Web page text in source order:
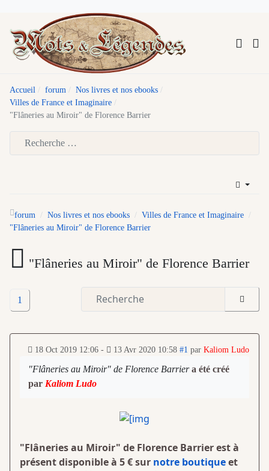
Accueil forum
Nos livres et nos ebooks
Villes de France et Imaginaire
"Flâneries au Miroir" de Florence Barrier
forum Nos livres et nos ebooks
Villes de France et Imaginaire
"Flâneries au Miroir" de Florence Barrier
"Flâneries au Miroir" de Florence Barrier
1
18 Oct 2019 12:06 - 13 Avr 2020 10:58 #1 par Kaliom Ludo
"Flâneries au Miroir" de Florence Barriera été créé
par Kaliom Ludo
"Flâneries au Miroir" de Florence Barrier est à
présent disponible à 5 € sur notre boutiqueet